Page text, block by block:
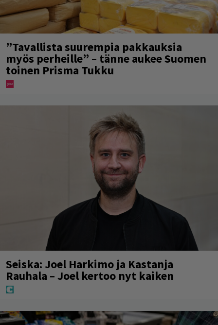
”Tavallista suurempia pakkauksia
myös perheille” – tänne aukee Suomen
toinen Prisma Tukku
Seiska: Joel Harkimo ja Kastanja
Rauhala – Joel kertoo nyt kaiken